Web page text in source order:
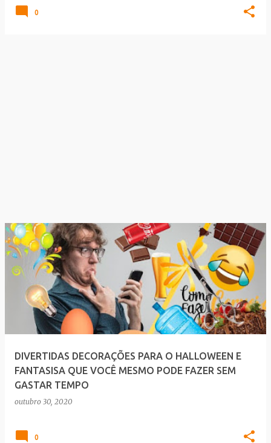
0
DIVERTIDAS DECORAÇÕES PARA O HALLOWEEN E
FANTASISA QUE VOCÊ MESMO PODE FAZER SEM
GASTAR TEMPO
outubro 30, 2020
0